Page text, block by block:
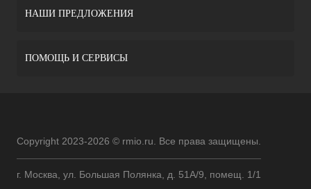
НАШИ ПРЕДЛОЖЕНИЯ
ПОМОЩЬ И СЕРВИСЫ
Copyright 2023-2026 © rmio.ru. Все права защищены.
г. Москва, ул. Большая Полянка, д. 51А/9, помещ. 1/1